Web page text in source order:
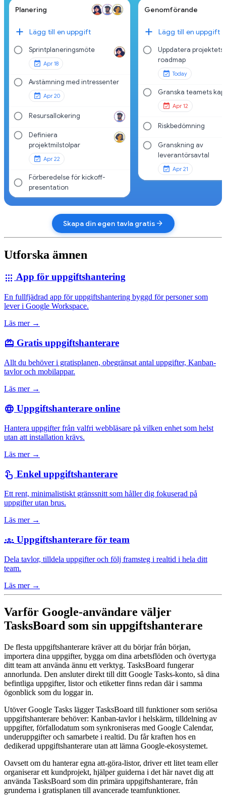
Planering
Lägg till en uppgift
Sprintplaneringsmöte
Apr 18
Avstämning med intressenter
Apr 20
Resursallokering
Definiera
projektmilstolpar
Apr 22
Förberedelse för kickoff-
presentation
Genomförande
Lägg till en uppgift
Uppdatera projektets
roadmap
Today
Granska teamets
Apr 12
Riskbedömning
Granskning av
leverantörsavtal
Apr 21
Skapa din egen tavla gratis arrow_forward
Utforska ämnen
apps App för uppgiftshantering
En fullfjädrad app för uppgiftshantering byggd för personer som
lever i Google Workspace.
Läs mer →
card_giftcard Gratis uppgiftshanterare
Allt du behöver i gratisplanen, obegränsat antal uppgifter, Kanban-
tavlor och mobilappar.
Läs mer →
language Uppgiftshanterare online
Hantera uppgifter från valfri webbläsare på vilken enhet som helst
utan att installation krävs.
Läs mer →
touch_app Enkel uppgiftshanterare
Ett rent, minimalistiskt gränssnitt som håller dig fokuserad på
uppgifter utan brus.
Läs mer →
groups Uppgiftshanterare för team
Dela tavlor, tilldela uppgifter och följ framsteg i realtid i hela ditt
team.
Läs mer →
Varför Google-användare väljer
TasksBoard som sin uppgiftshanterare
De flesta uppgiftshanterare kräver att du börjar från början,
importera dina uppgifter, bygga om dina arbetsflöden och övertyga
ditt team att använda ännu ett verktyg. TasksBoard fungerar
annorlunda. Den ansluter direkt till ditt Google Tasks-konto, så dina
befintliga uppgifter, listor och etiketter finns redan där i samma
ögonblick som du loggar in.
Utöver Google Tasks lägger TasksBoard till funktioner som seriösa
uppgiftshanterare behöver: Kanban-tavlor i helskärm, tilldelning av
uppgifter, förfallodatum som synkroniseras med Google Calendar,
underuppgifter och samarbete i realtid. Du får kraften hos en
dedikerad uppgiftshanterare utan att lämna Google-ekosystemet.
Oavsett om du hanterar egna att-göra-listor, driver ett litet team eller
organiserar ett kundprojekt, hjälper guiderna i det här navet dig att
använda TasksBoard som din primära uppgiftshanterare, från
grunderna i gratisplanen till avancerade teamfunktioner.